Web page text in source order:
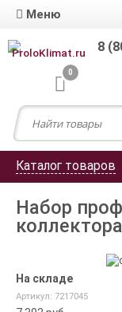
Меню
8
0
Каталог товаров
Набор
На складе
Артикул: 7217045